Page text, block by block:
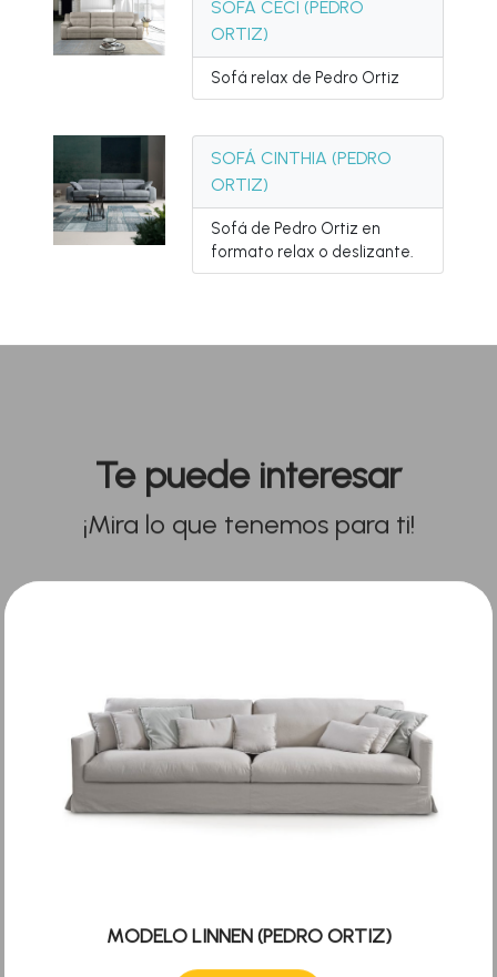
SOFÁ CECI (PEDRO
ORTIZ)
Sofá relax de Pedro Ortiz
SOFÁ CINTHIA (PEDRO
ORTIZ)
Sofá de Pedro Ortiz en
formato relax o deslizante.
Te puede interesar
¡Mira lo que tenemos para ti!
MODELO LINNEN (PEDRO ORTIZ)